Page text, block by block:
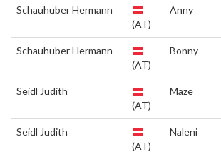
Schauhuber Hermann
(AT)
Anny
Schauhuber Hermann
(AT)
Bonny
Seidl Judith
(AT)
Maze
Seidl Judith
(AT)
Naleni